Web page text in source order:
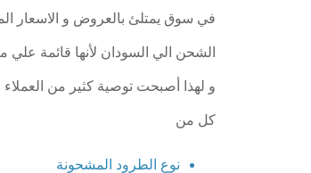
في سوق يمتلئ بالعروض و الاسعار
الشحن الي السودان لأنها قائمة علي
و لهذا أصبحت توصية كثير من العملاء
كل من
نوع الطرود المشحونة